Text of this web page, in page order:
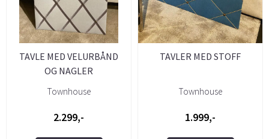
TAVLE MED VELURBÅND
OG NAGLER
Townhouse
2.299,-
TAVLER MED STOFF
Townhouse
1.999,-